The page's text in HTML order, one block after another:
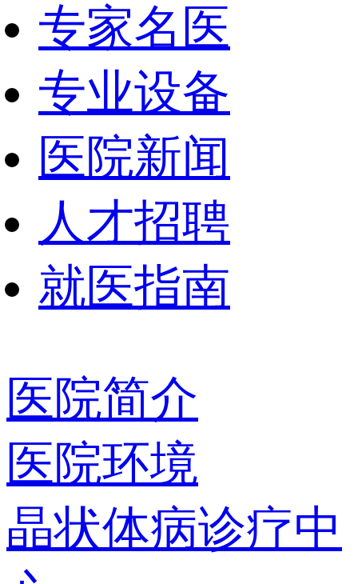
专家名医
专业设备
医院新闻
人才招聘
就医指南
医院简介
医院环境
晶状体病诊疗中